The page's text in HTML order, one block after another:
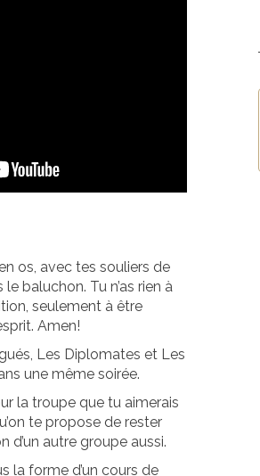
os, avec tes souliers de
baluchon. Tu n’as rien à
seulement à être
Amen!
Les Diplomates et Les
une même soirée.
la troupe que tu aimerais
te propose de rester
d’un autre groupe aussi.
la forme d’un cours de